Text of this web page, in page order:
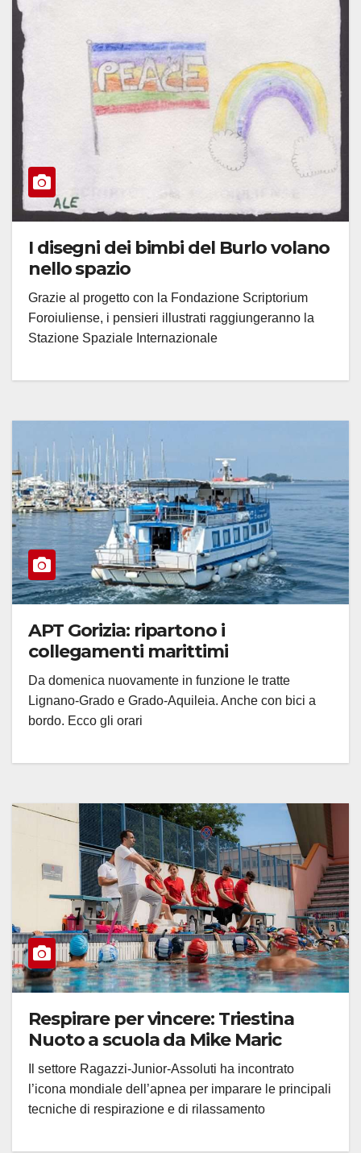
I disegni dei bimbi del Burlo volano
nello spazio
Grazie al progetto con la Fondazione Scriptorium
Foroiuliense, i pensieri illustrati raggiungeranno la
Stazione Spaziale Internazionale
APT Gorizia: ripartono i
collegamenti marittimi
Da domenica nuovamente in funzione le tratte
Lignano-Grado e Grado-Aquileia. Anche con bici a
bordo. Ecco gli orari
Respirare per vincere: Triestina
Nuoto a scuola da Mike Maric
Il settore Ragazzi-Junior-Assoluti ha incontrato
l’icona mondiale dell’apnea per imparare le principali
tecniche di respirazione e di rilassamento